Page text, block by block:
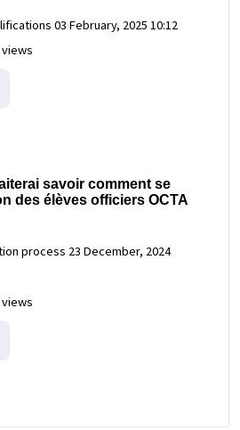
03 February, 2025 10:12
views
savoir comment se
des élèves officiers OCTA
process 23 December, 2024
views